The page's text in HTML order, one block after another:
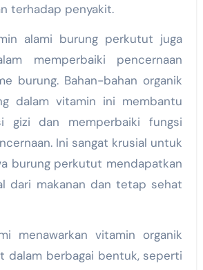
terhadap penyakit.
alami burung perkutut juga
memperbaiki pencernaan
burung. Bahan-bahan organik
dalam vitamin ini membantu
gizi dan memperbaiki fungsi
Ini sangat krusial untuk
burung perkutut mendapatkan
dari makanan dan tetap sehat
menawarkan vitamin organik
dalam berbagai bentuk, seperti